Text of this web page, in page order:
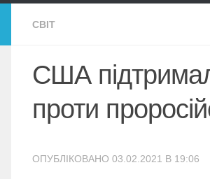
СВІТ
США
проти
ОПУБЛІКОВАНО 03.02.2021 В 19:06